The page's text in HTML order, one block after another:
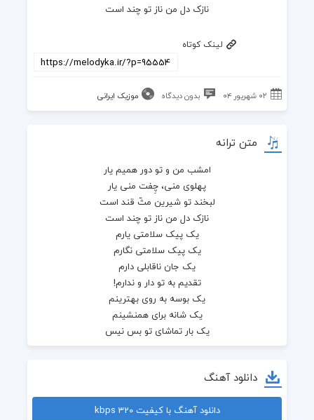
نازک دل من ناز تو چند است
لینک کوتاه
۰۲ شهریور ۰۴ بدون دیدگاه موزیک ایرانی
متن ترانه
من زاده شدم تو را ببینم
هی ناز بریز که گران می‌خرمش
جان دل من را برسانی به لبش
دانلود آهنگ
دانلود آهنگ با کیفیت 320 kbps